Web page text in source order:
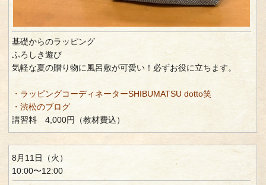
基礎からのラッピング
ふろしき遊び
気軽な夏の贈り物に風呂敷が可愛い！必ずお役に立ちます。
・ラッピングコーディネーターSHIBUMATSU dotto笑
・渋松のブログ
講習料 4,000円（教材費込）
8月11日（火）
10:00〜12:00